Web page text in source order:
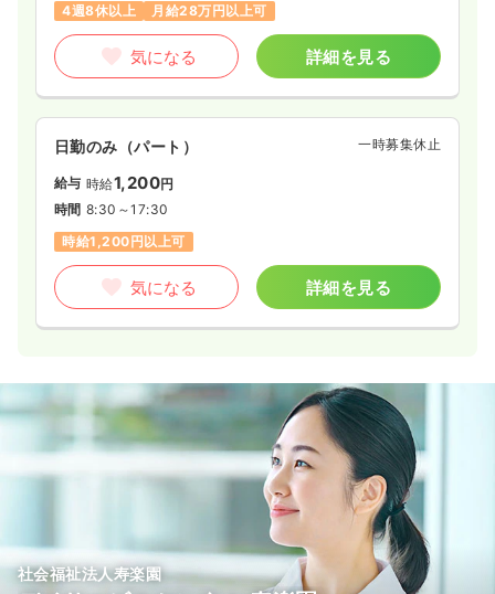
4週8休以上
月給28万円以上可
気になる 詳細を見る
日勤のみ（パート） 一時募集休止
給与 時給1,200円
時間 8:30～17:30
時給1,200円以上可
気になる 詳細を見る
社会福祉法人寿楽園